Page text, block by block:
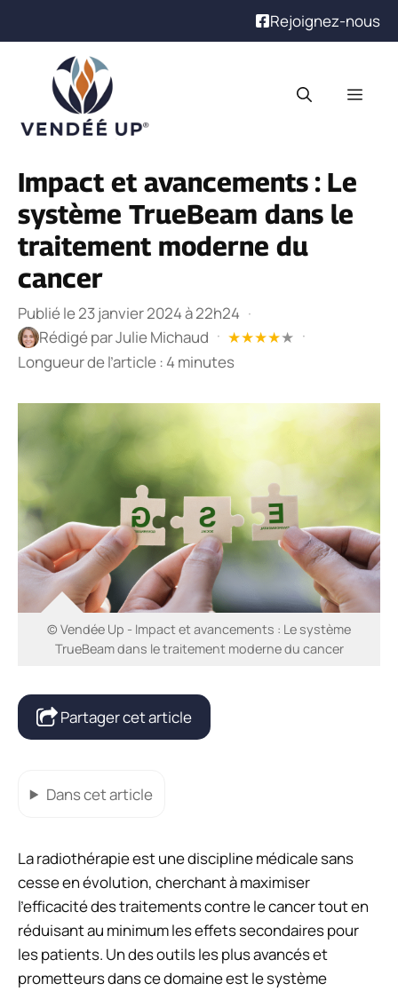
Rejoignez-nous
contenu
Impact et avancements : Le
système TrueBeam dans le
traitement moderne du
cancer
Publié le 23 janvier 2024 à 22h24 ·
Rédigé parJulie Michaud · ★★★★★ ·
Longueur de l’article : 4 minutes
© Vendée Up - Impact et avancements : Le système
TrueBeam dans le traitement moderne du cancer
Partager cet article
Dans cet article
La radiothérapie est une discipline médicale sans
cesse en évolution, cherchant à maximiser
l’efficacité des traitements contre le cancer tout en
réduisant au minimum les effets secondaires pour
les patients. Un des outils les plus avancés et
prometteurs dans ce domaine est le système